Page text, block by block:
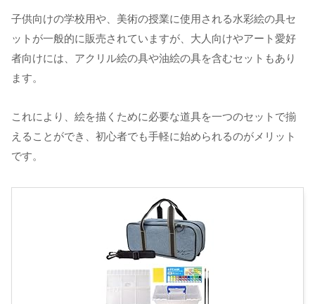
子供向けの学校用や、美術の授業に使用される水彩絵の具セ
ットが一般的に販売されていますが、大人向けやアート愛好
者向けには、アクリル絵の具や油絵の具を含むセットもあり
ます。
これにより、絵を描くために必要な道具を一つのセットで揃
えることができ、初心者でも手軽に始められるのがメリット
です。